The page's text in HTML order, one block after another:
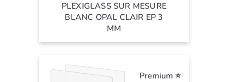
PLEXIGLASS SUR MESURE
BLANC OPAL CLAIR EP 3
MM
Premium ⭐